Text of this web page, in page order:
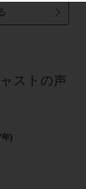
ストの声
)